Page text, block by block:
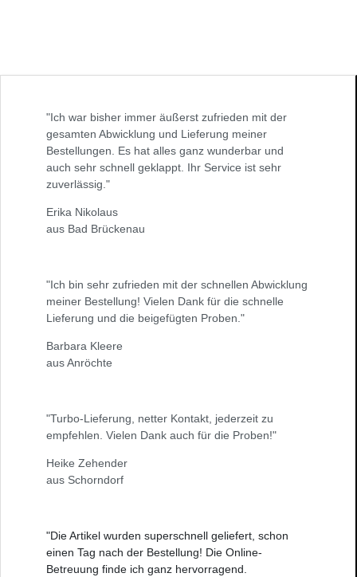
"Ich war bisher immer äußerst zufrieden mit der
gesamten Abwicklung und Lieferung meiner
Bestellungen. Es hat alles ganz wunderbar und
auch sehr schnell geklappt. Ihr Service ist sehr
zuverlässig."
Erika Nikolaus
aus Bad Brückenau
"Ich bin sehr zufrieden mit der schnellen Abwicklung
meiner Bestellung! Vielen Dank für die schnelle
Lieferung und die beigefügten Proben."
Barbara Kleere
aus Anröchte
"Turbo-Lieferung, netter Kontakt, jederzeit zu
empfehlen. Vielen Dank auch für die Proben!"
Heike Zehender
aus Schorndorf
"Die Artikel wurden superschnell geliefert, schon
einen Tag nach der Bestellung! Die Online-
Betreuung finde ich ganz hervorragend.